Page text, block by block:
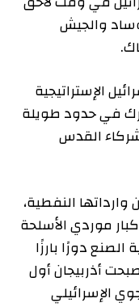
والجيش
الإستراتيجية
في حدود طويلة
القدس
وارداتها النفطية،
موردي الأسلحة
الصنع دورًا بارزًا
أذربيجان أول
الإسرائيلي